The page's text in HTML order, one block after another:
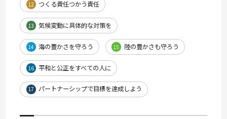
12 つくる責任つかう責任
13 気候変動に具体的な対策を
14 海の豊かさを守ろう 15 陸の豊かさも守ろう
16 平和と公正をすべての人に
17 パートナーシップで目標を達成しよう